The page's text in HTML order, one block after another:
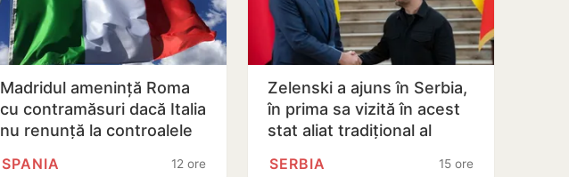
Madridul amenință Roma
cu contramăsuri dacă Italia
nu renunță la controalele
12 ore
SPANIA
Zelenski a ajuns în Serbia,
în prima sa vizită în acest
stat aliat tradițional al
15 ore
SERBIA